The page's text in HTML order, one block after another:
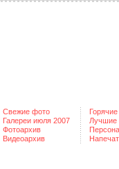
Свежие фото
Галереи июля 2007
Фотоархив
Видеоархив
Лучшие